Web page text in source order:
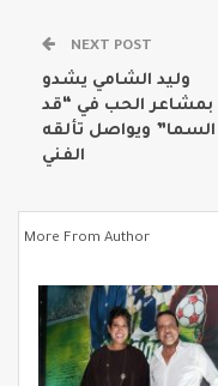
NEXT POST
وليد الشامي يشدو
بمشاعر الحب في “قد
السما” ويواصل تألقه
الفني
More From Author